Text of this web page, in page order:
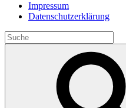
Impressum
Datenschutzerklärung
Search
for: